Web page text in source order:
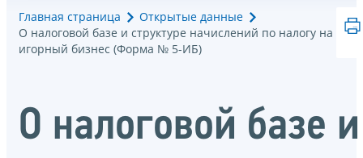
Главная страница
Открытые данные
О налоговой базе и структуре начислений по налогу на
игорный бизнес (Форма № 5-ИБ)
О налоговой базе и